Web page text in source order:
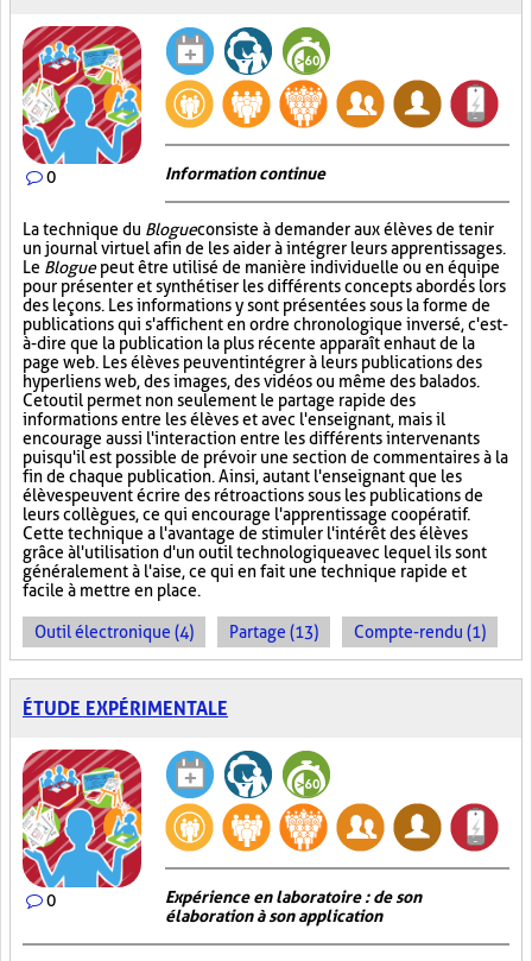
0 Information continue
La technique du Blogueconsiste à demander aux élèves de tenir
un journal virtuel afin de les aider à intégrer leurs apprentissages.
Le Bloguepeut être utilisé de manière individuelle ou en équipe
pour présenter et synthétiser les différents concepts abordés lors
des leçons. Les informations y sont présentées sous la forme de
publications qui s'affichent en ordre chronologique inversé, c'est-
à-dire que la publication la plus récente apparaît en haut de la
page web. Les élèves peuvent intégrer à leurs publications des
hyperliens web, des images, des vidéos ou même des balados.
Cet outil permet non seulement le partage rapide des
informations entre les élèves et avec l'enseignant, mais il
encourage aussi l'interaction entre les différents intervenants
puisqu'il est possible de prévoir une section de commentaires à la
fin de chaque publication. Ainsi, autant l'enseignant que les
élèves peuvent écrire des rétroactions sous les publications de
leurs collègues, ce qui encourage l'apprentissage coopératif.
Cette technique a l'avantage de stimuler l'intérêt des élèves
grâce à l'utilisation d'un outil technologique avec lequel ils sont
généralement à l'aise, ce qui en fait une technique rapide et
facile à mettre en place.
Outil électronique (4) Partage (13) Compte-rendu (1)
ÉTUDE EXPÉRIMENTALE
0
Expérience en laboratoire : de son
élaboration à son application